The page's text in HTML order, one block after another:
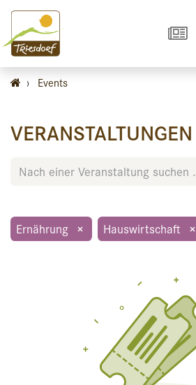
› Events
VERANSTALTUNGEN
Ernährung × Hauswirtschaft ×